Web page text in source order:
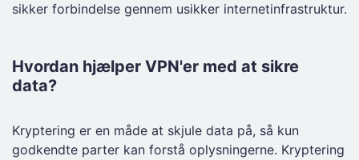
sikker forbindelse gennem usikker internetinfrastruktur.
Hvordan hjælper VPN'er med at sikre
data?
Kryptering er en måde at skjule data på, så kun
godkendte parter kan forstå oplysningerne. Kryptering